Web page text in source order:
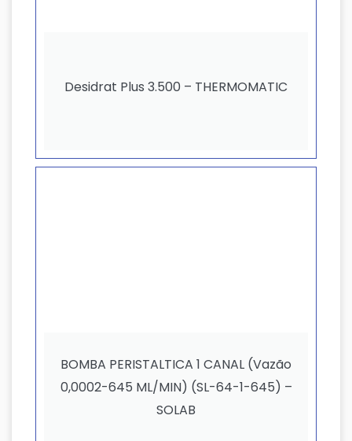
Desidrat Plus 3.500 – THERMOMATIC
BOMBA PERISTALTICA 1 CANAL (Vazão
0,0002-645 ML/MIN) (SL-64-1-645) –
SOLAB